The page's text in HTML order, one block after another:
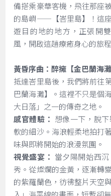
備搭乘豪華客機，飛往那座
的島嶼——【峇里島】！這
遊目的地的地方，正張開
風，開啟這趟療癒身心的旅程
黃昏序曲：醉擁【金巴蘭海
抵達峇里島後，我們將前
巴蘭海灘】。這裡不只是個
大日落」之一的傳奇之地。
感官體驗： 想像一下，脫
軟的細沙。海浪輕柔地拍打
味與即將開始的浪漫氛圍。
視覺盛宴： 當夕陽開始西
秀。從燦爛的金黃，逐漸轉
的紫羅蘭色，彷彿整片天空